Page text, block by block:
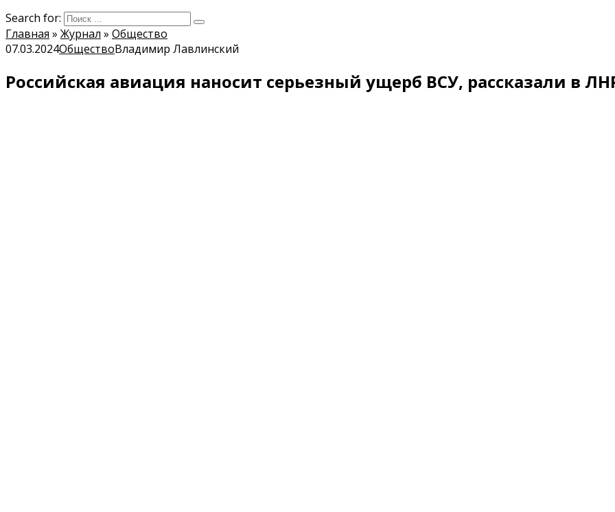
Search for:
Главная » Журнал » Общество
07.03.2024ОбществоВладимир Лавлинский
Российская авиация наносит серьезный ущерб ВСУ, рассказали в